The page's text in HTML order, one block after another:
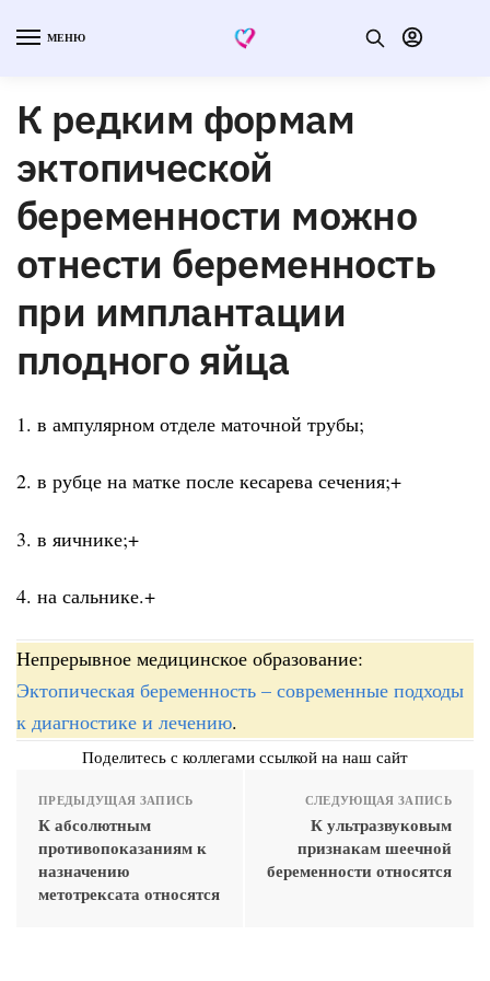
МЕНЮ
К редким формам
эктопической
беременности можно
отнести беременность
при имплантации
плодного яйца
1. в ампулярном отделе маточной трубы;
2. в рубце на матке после кесарева сечения;+
3. в яичнике;+
4. на сальнике.+
Непрерывное медицинское образование:
Эктопическая беременность – современные подходы
к диагностике и лечению.
Поделитесь с коллегами ссылкой на наш сайт
ПРЕДЫДУЩАЯ ЗАПИСЬ
К абсолютным
противопоказаниям к
назначению
метотрексата относятся
СЛЕДУЮЩАЯ ЗАПИСЬ
К ультразвуковым
признакам шеечной
беременности относятся